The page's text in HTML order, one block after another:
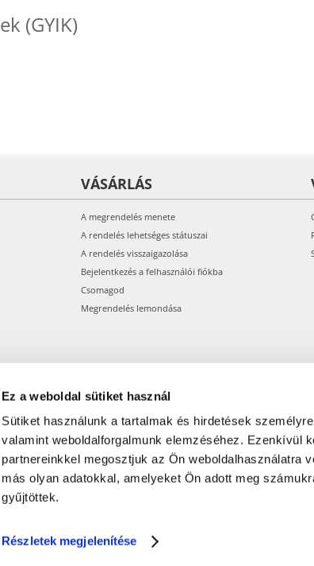
Ez a weboldal sütiket használ
Sütiket használunk a tartalmak és hirdetések
valamint weboldalforgalmunk elemzéséhez. Ezenkívül
partnereinkkel megosztjuk az Ön weboldalhasználatra
más olyan adatokkal, amelyeket Ön adott meg
gyűjtöttek.
Részletek megjelenítése
(GYIK)
VÁSÁRLÁS
A megrendelés menete
A rendelés lehetséges státuszai
A rendelés visszaigazolása
Bejelentkezés a felhasználói fiókba
Csomagod
Megrendelés lemondása